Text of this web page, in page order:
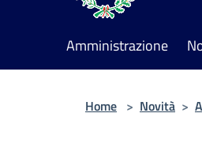
Amministrazione
Home > Novità >